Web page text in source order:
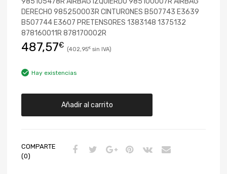
DERECHO 985250003R CINTURONES B507743 E3639
B507744 E3607 PRETENSORES 1383148 1375132
878160011R 878170002R
487,57€ 402,95€
Hay existencias
Añadir al carrito
COMPARTE
(0)